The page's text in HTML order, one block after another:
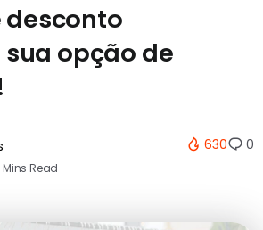
desconto
sua opção de
Mins Read
630 0